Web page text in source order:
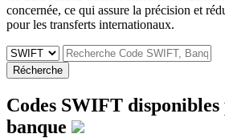
concernée, ce qui assure la précision et
pour les transferts internationaux.
Récherche
Codes SWIFT
banque